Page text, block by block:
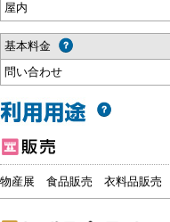
屋内
基本料金
問い合わせ
物産展 食品販売 衣料品販売